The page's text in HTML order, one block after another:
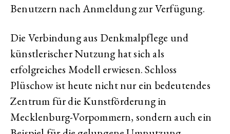
Benutzern nach Anmeldung zur Verfügung.
Die Verbindung aus Denkmalpflege und
künstlerischer Nutzung hat sich als
erfolgreiches Modell erwiesen. Schloss
Plüschow ist heute nicht nur ein bedeutendes
Zentrum für die Kunstförderung in
Mecklenburg-Vorpommern, sondern auch ein